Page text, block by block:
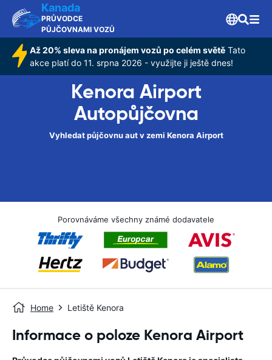
Kanada
PRŮVODCE
PŮJČOVNAMI VOZŮ
Až 20% sleva na pronájem vozů po celém světě Tato
akce platí do 11. srpna 2026 - využijte ji ještě dnes!
Kenora Airport
Autopůjčovna
Vyhledat půjčovnu aut v zemi Kenora Airport
Porovnáváme všechny známé dodavatele
Home Letiště Kenora
Informace o poloze Kenora Airport